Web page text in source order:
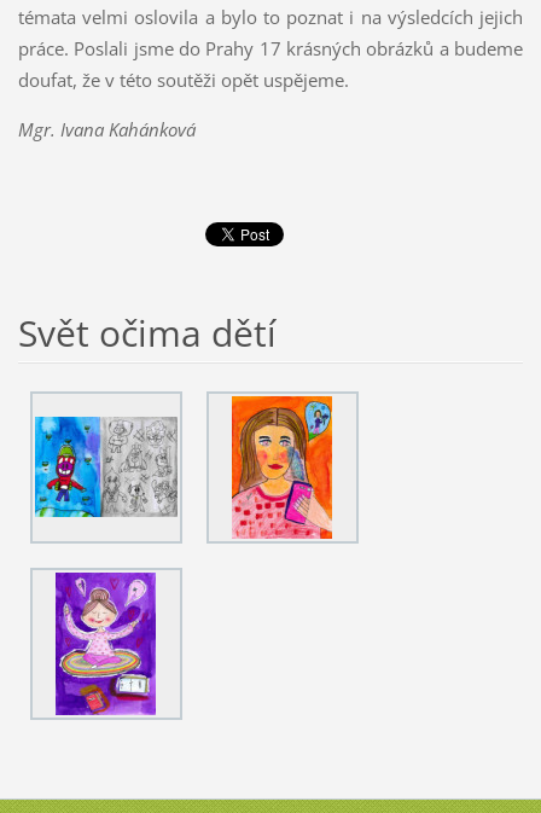
témata velmi oslovila a bylo to poznat i na výsledcích jejich
práce. Poslali jsme do Prahy 17 krásných obrázků a budeme
doufat, že v této soutěži opět uspějeme.
Mgr. Ivana Kahánková
Svět očima dětí